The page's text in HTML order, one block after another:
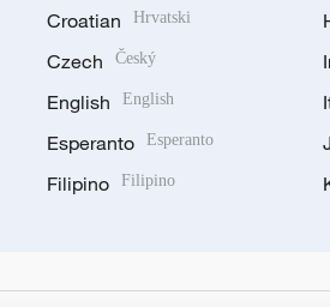
Croatian Hrvatski
Czech Český
English English
Esperanto Esperanto
Filipino Filipino